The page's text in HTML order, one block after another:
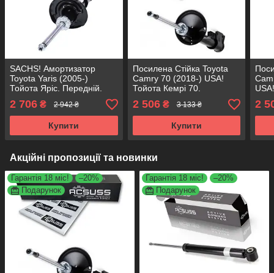
SACHS! Амортизатор
Toyota Yaris (2005-)
Тойота Яріс. Передній.
Лівий. 314757 , 333746
САКС
2 706 ₴ 2 942 ₴
Купити
Посилена Стійка Toyota
Camry 70 (2018-) USA!
Тойота Кемрі 70.
Передня. Ліва. 3350049 ,
4852006A70 KOREA
Аксусс!
2 506₴ 3 133 ₴
Купити
2
Акційні пропозиції та новинки
Гарантія 18 міс!
–20%
Подарунок
Гарантія 18 міс!
–20%
Подарунок